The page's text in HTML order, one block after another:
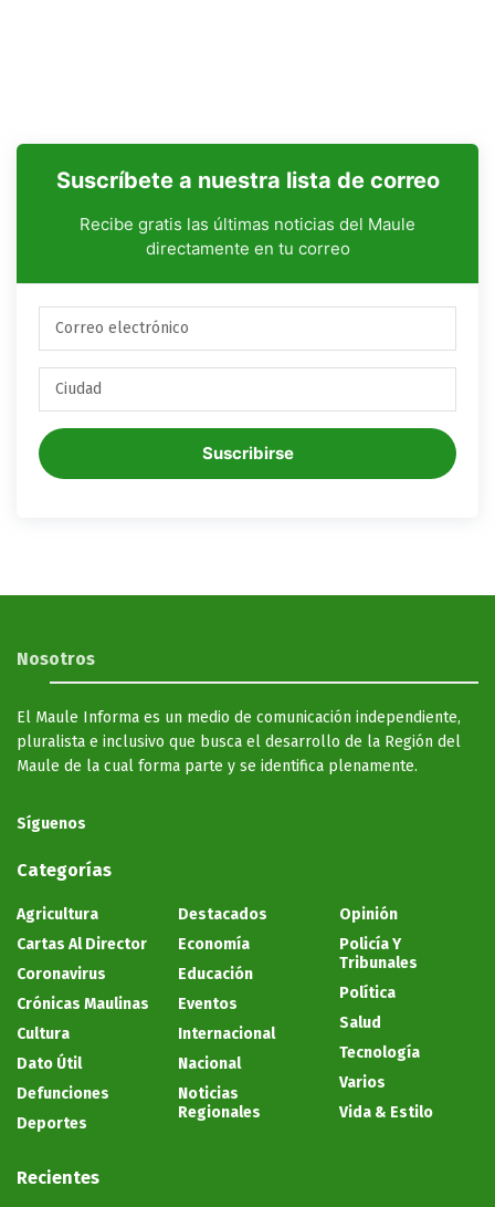
Suscríbete a nuestra lista de correo
Recibe gratis las últimas noticias del Maule
directamente en tu correo
Suscribirse
Nosotros
El Maule Informa es un medio de comunicación independiente,
pluralista e inclusivo que busca el desarrollo de la Región del
Maule de la cual forma parte y se identifica plenamente.
Síguenos
Categorías
Agricultura
Cartas Al Director
Coronavirus
Crónicas Maulinas
Cultura
Dato Útil
Defunciones
Deportes
Destacados
Economía
Educación
Eventos
Internacional
Nacional
Noticias
Regionales
Opinión
Policía Y
Tribunales
Política
Salud
Tecnología
Varios
Vida & Estilo
Recientes